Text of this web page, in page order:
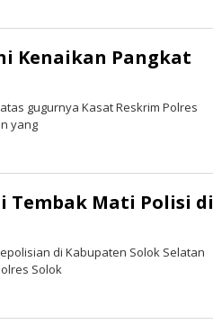
Kenaikan Pangkat
gugurnya Kasat Reskrim Polres
yang
Tembak Mati Polisi di
di Kabupaten Solok Selatan
Solok